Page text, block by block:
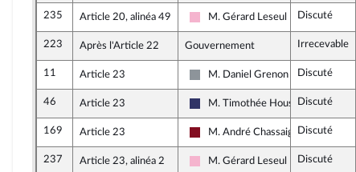
235 Article 20, alinéa 49
Socialistes et apparentés
M. Gérard Leseul Discuté
223 Après l'Article 22 Gouvernement Irrecevable
11 Article 23
Non inscrit
M. Daniel Grenon Discuté
46 Article 23
Rassemblement National
M. Timothée HoussinDiscuté
169 Article 23
Gauche Démocrate et Républicaine
M. André ChassaigneDiscuté
237 Article 23, alinéa 2
Socialistes et apparentés
M. Gérard Leseul Discuté